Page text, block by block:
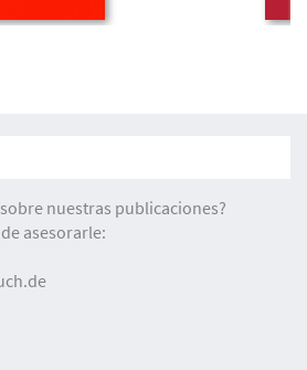
nuestras publicaciones?
asesorarle: